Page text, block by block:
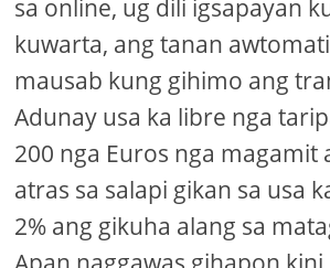
sa online, ug dili igsapayan
kuwarta, ang tanan
mausab kung gihimo ang
Adunay usa ka libre nga
200 nga Euros nga magamit
atras sa salapi gikan sa usa
2% ang gikuha alang sa